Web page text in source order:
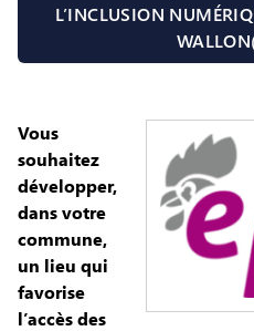
L’INCLUSION
Vous
souhaitez
développer,
dans votre
commune,
un lieu qui
favorise
l’accès des